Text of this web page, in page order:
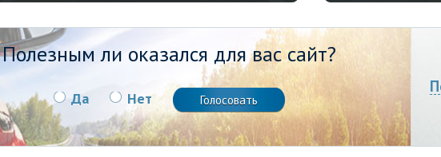
Полезным ли оказался для вас сайт?
Да Нет